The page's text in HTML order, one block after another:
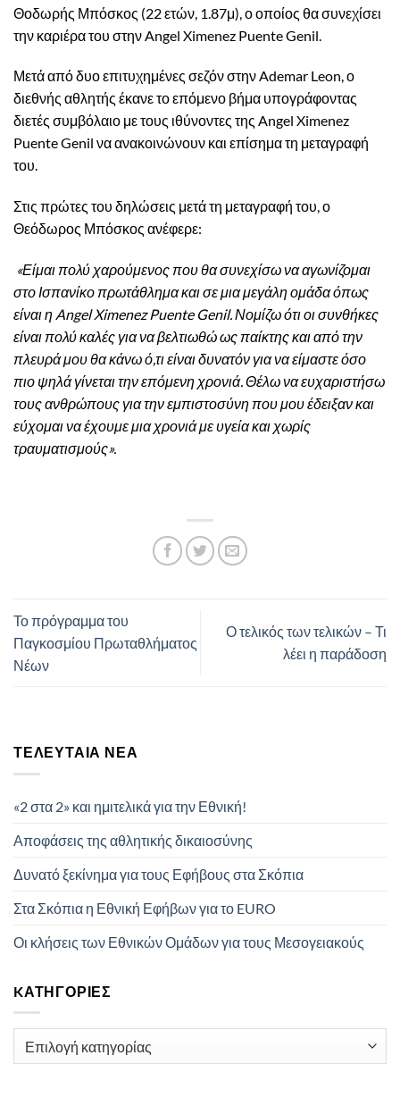
Θοδωρής Μπόσκος (22 ετών, 1.87μ), ο οποίος θα συνεχίσει
την καριέρα του στην Angel Ximenez Puente Genil.
Μετά από δυο επιτυχημένες σεζόν στην Ademar Leon, ο
διεθνής αθλητής έκανε το επόμενο βήμα υπογράφοντας
διετές συμβόλαιο με τους ιθύνοντες της Angel Ximenez
Puente Genil να ανακοινώνουν και επίσημα τη μεταγραφή
του.
Στις πρώτες του δηλώσεις μετά τη μεταγραφή του, ο
Θεόδωρος Μπόσκος ανέφερε:
«Είμαι πολύ χαρούμενος που θα συνεχίσω να αγωνίζομαι
στο Ισπανίκο πρωτάθλημα και σε μια μεγάλη ομάδα όπως
είναι η Angel Ximenez Puente Genil. Νομίζω ότι οι συνθήκες
είναι πολύ καλές για να βελτιωθώ ως παίκτης και από την
πλευρά μου θα κάνω ό,τι είναι δυνατόν για να είμαστε όσο
πιο ψηλά γίνεται την επόμενη χρονιά. Θέλω να ευχαριστήσω
τους ανθρώπους για την εμπιστοσύνη που μου έδειξαν και
εύχομαι να έχουμε μια χρονιά με υγεία και χωρίς
τραυματισμούς».
Το πρόγραμμα του
Παγκοσμίου Πρωταθλήματος
Νέων
Ο τελικός των τελικών – Τι
λέει η παράδοση
ΤΕΛΕΥΤΑΊΑ ΝΈΑ
«2 στα 2» και ημιτελικά για την Εθνική!
Αποφάσεις της αθλητικής δικαιοσύνης
Δυνατό ξεκίνημα για τους Εφήβους στα Σκόπια
Στα Σκόπια η Εθνική Εφήβων για το EURO
Οι κλήσεις των Εθνικών Ομάδων για τους Μεσογειακούς
KΑΤΗΓΟΡΊΕΣ
Kατηγορίες